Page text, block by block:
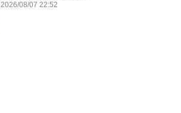
2026/08/07 22:52